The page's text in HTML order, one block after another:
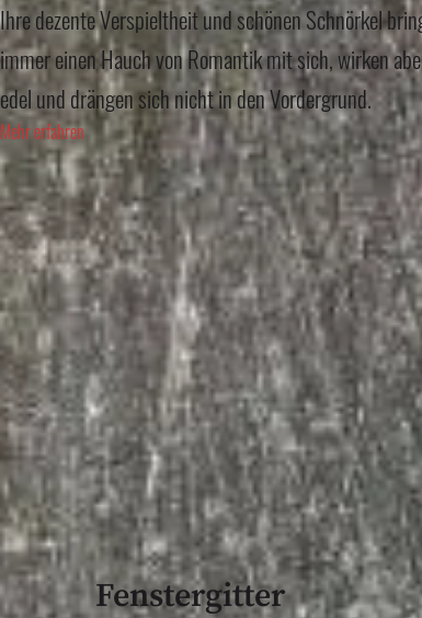
Ihre dezente Verspieltheit und schönen Schnörkel
immer einen Hauch von Romantik mit sich, wirken
edel und drängen sich nicht in den Vordergrund.
Mehr erfahren
Fenstergitter